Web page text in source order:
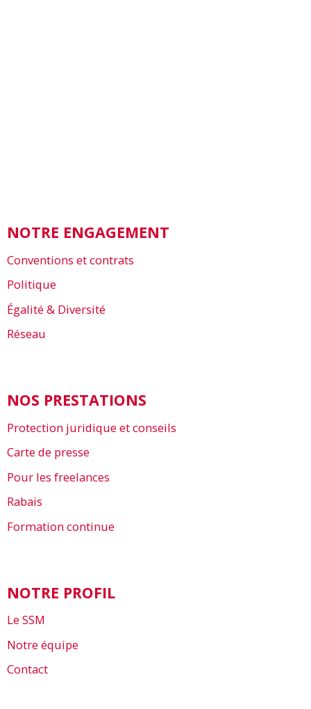
NOTRE ENGAGEMENT
Conventions et contrats
Politique
Égalité & Diversité
Réseau
NOS PRESTATIONS
Protection juridique et conseils
Carte de presse
Pour les freelances
Rabais
Formation continue
NOTRE PROFIL
Le SSM
Notre équipe
Contact